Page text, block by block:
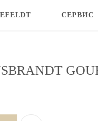
СЕРВИС